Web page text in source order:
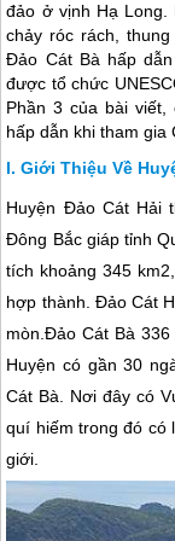
đảo ở vịnh Hạ
chảy róc rách,
Đảo Cát Bà hấp
được tổ chức
Phần 3 của bài
hấp dẫn khi tham
Giới Thiệu Về
Huyện Đảo Cát Hải
Đông Bắc giáp tỉnh
tích khoảng 345
hợp thành. Đảo Cát
mòn.Đảo Cát Bà 336
Huyện có gần 30
Cát Bà. Nơi đây có
quí hiếm trong đó
giới.